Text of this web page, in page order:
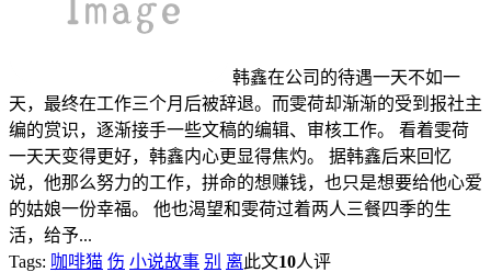
韩鑫在公司的待遇一天不如一
天，最终在工作三个月后被辞退。而雯荷却渐渐的受到报社主
编的赏识，逐渐接手一些文稿的编辑、审核工作。 看着雯荷
一天天变得更好，韩鑫内心更显得焦灼。 据韩鑫后来回忆
说，他那么努力的工作，拼命的想赚钱，也只是想要给他心爱
的姑娘一份幸福。 他也渴望和雯荷过着两人三餐四季的生
活，给予...
Tags: 咖啡猫 伤 小说故事 别 离此文10人评